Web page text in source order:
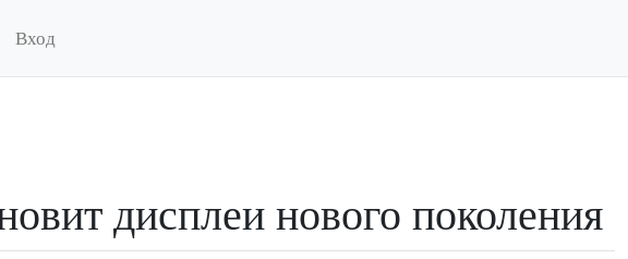
Вход
дисплеи нового поколения